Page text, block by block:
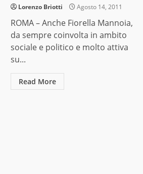
Lorenzo Briotti Agosto 14, 2011
ROMA – Anche Fiorella Mannoia,
da sempre coinvolta in ambito
sociale e politico e molto attiva
su...
Read More